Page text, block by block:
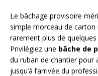
Le bâchage provisoire
simple morceau de
rarement plus de
Privilégiez une bâche de
du ruban de chantier pour
jusqu’à l’arrivée du